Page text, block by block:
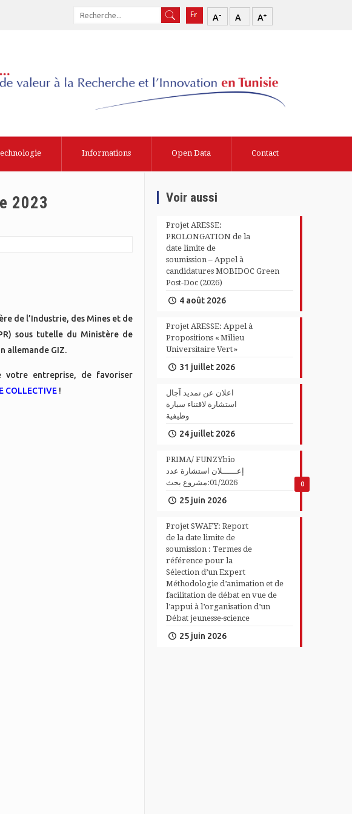
A- A A+
Informations Open Data Contact
2023
de l’Industrie, des Mines et de
sous tutelle du Ministère de
allemande GIZ.
votre entreprise, de favoriser
COLLECTIVE !
Voir aussi
Projet ARESSE:
PROLONGATION de la
date limite de
soumission – Appel à
candidatures MOBIDOC Green
Post-Doc (2026)
4 août 2026
Projet ARESSE: Appel à
Propositions « Milieu
Universitaire Vert »
31 juillet 2026
اعلان عن تمديد آجال
استشارة لاقتناء سيارة
وظيفية
24 juillet 2026
0
PRIMA/ FUNZYbio
إعــــــلان استشارة عدد
01/2026:مشروع بحث
25 juin 2026
Projet SWAFY: Report
de la date limite de
soumission : Termes de
référence pour la
Sélection d’un Expert
Méthodologie d’animation et de
facilitation de débat en vue de
l’appui à l’organisation d’un
Débat jeunesse-science
25 juin 2026